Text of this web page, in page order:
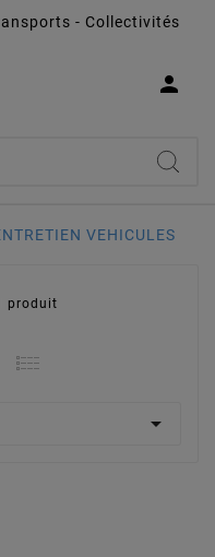
- Collectivités

VEHICULES
produit
